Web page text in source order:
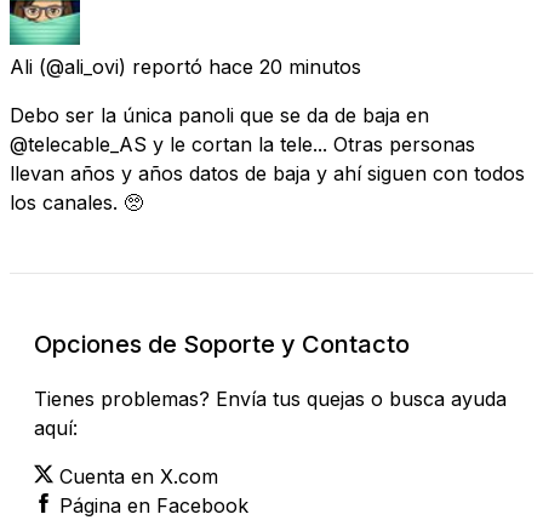
Ali (@ali_ovi) reportó hace 20 minutos
Debo ser la única panoli que se da de baja en
@telecable_AS y le cortan la tele... Otras personas
llevan años y años datos de baja y ahí siguen con todos
los canales. 🥺
Opciones de Soporte y Contacto
Tienes problemas? Envía tus quejas o busca ayuda
aquí:
Cuenta en X.com
Página en Facebook